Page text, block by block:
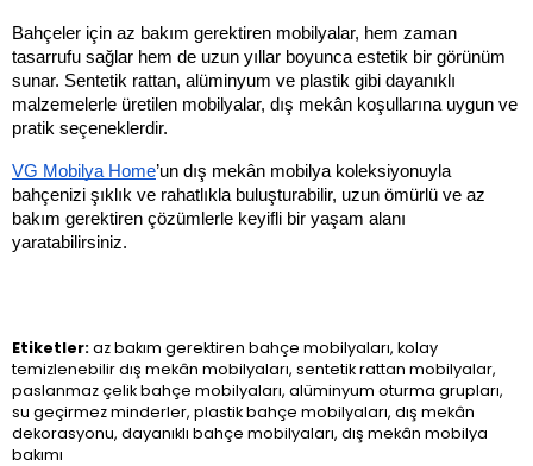
Bahçeler için az bakım gerektiren mobilyalar, hem zaman
tasarrufu sağlar hem de uzun yıllar boyunca estetik bir görünüm
sunar. Sentetik rattan, alüminyum ve plastik gibi dayanıklı
malzemelerle üretilen mobilyalar, dış mekân koşullarına uygun ve
pratik seçeneklerdir.
VG Mobilya Home’un dış mekân mobilya koleksiyonuyla
bahçenizi şıklık ve rahatlıkla buluşturabilir, uzun ömürlü ve az
bakım gerektiren çözümlerle keyifli bir yaşam alanı
yaratabilirsiniz.
Etiketler:az bakım gerektiren bahçe mobilyaları, kolay
temizlenebilir dış mekân mobilyaları, sentetik rattan mobilyalar,
paslanmaz çelik bahçe mobilyaları, alüminyum oturma grupları,
su geçirmez minderler, plastik bahçe mobilyaları, dış mekân
dekorasyonu, dayanıklı bahçe mobilyaları, dış mekân mobilya
bakımı